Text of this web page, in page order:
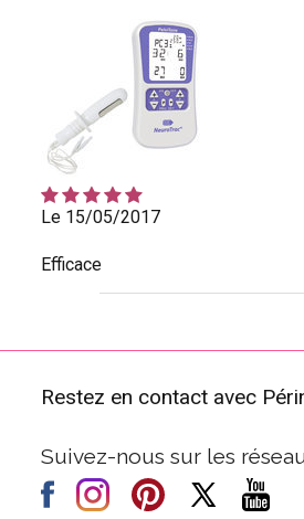
Le 15/05/2017
Efficace
Restez en contact avec
Suivez-nous sur les